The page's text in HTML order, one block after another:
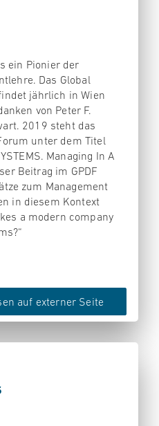
ein Pionier der
Das Global
jährlich in Wien
von Peter F.
2019 steht das
unter dem Titel
Managing In A
Beitrag im GPDF
zum Management
in diesem Kontext
a modern company
auf externer Seite